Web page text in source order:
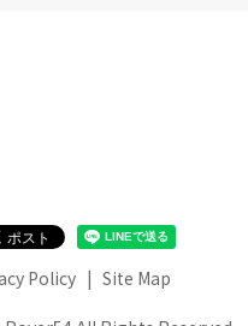
Policy Site Map